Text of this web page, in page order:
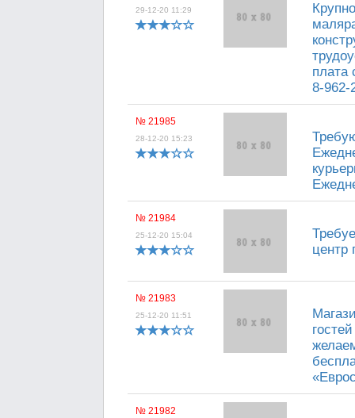
29-12-20 11:29
плата
8-962-
№ 21985
28-12-20 15:23
№ 21984
25-12-20 15:04
центр
№ 21983
25-12-20 11:51
№ 21982